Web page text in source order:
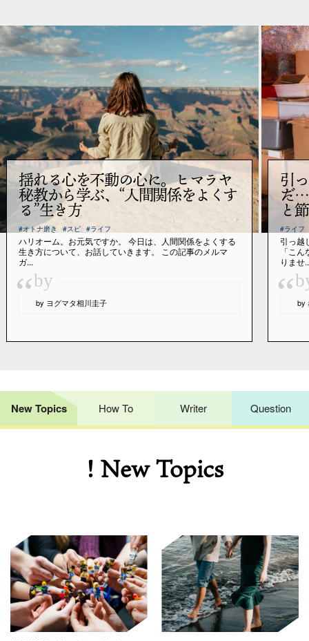
揺れる心を不動の心に。ヒマラヤ
秘教から学ぶ、“人間関係をよくす
る”生き方
#オトナ磨き #スピ #ライフ
ハリオーム。お元気ですか。 今日は、人間関係をよくする
生き方について、お話していきます。 この記事のメルマ
ガ...
“by
by ヨグマタ相川圭子
引
だ…
と
#ライフ
引っ越
「こ
りませ
“ by
New Topics How To Writer Question
! New Topics